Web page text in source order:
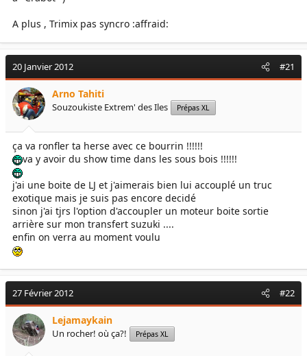
A plus , Trimix pas syncro :affraid:
20 Janvier 2012 #21
Arno Tahiti
Souzoukiste Extrem' des Iles Prépas XL
ça va ronfler ta herse avec ce bourrin !!!!!!
va y avoir du show time dans les sous bois !!!!!!
j'ai une boite de LJ et j'aimerais bien lui accouplé un truc
exotique mais je suis pas encore decidé
sinon j'ai tjrs l'option d'accoupler un moteur boite sortie
arrière sur mon transfert suzuki ....
enfin on verra au moment voulu
27 Février 2012 #22
Lejamaykain
Un rocher! où ça?! Prépas XL